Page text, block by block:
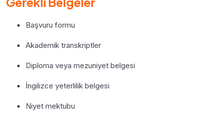
Başvuru formu
Akademik transkriptler
Diploma veya mezuniyet belgesi
İngilizce yeterlilik belgesi
Niyet mektubu